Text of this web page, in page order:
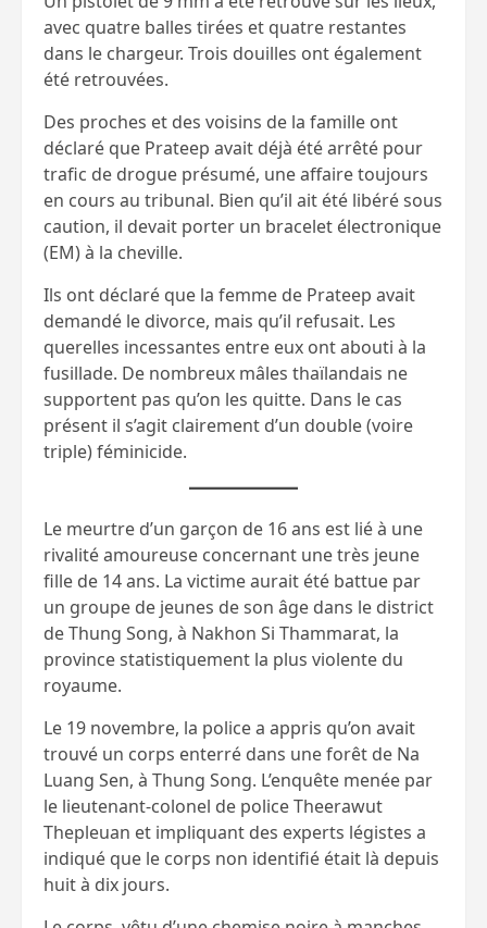
avec quatre balles tirées et quatre restantes
dans le chargeur. Trois douilles ont également
été retrouvées.
Des proches et des voisins de la famille ont
déclaré que Prateep avait déjà été arrêté pour
trafic de drogue présumé, une affaire toujours
en cours au tribunal. Bien qu’il ait été libéré sous
caution, il devait porter un bracelet électronique
(EM) à la cheville.
Ils ont déclaré que la femme de Prateep avait
demandé le divorce, mais qu’il refusait. Les
querelles incessantes entre eux ont abouti à la
fusillade. De nombreux mâles thaïlandais ne
supportent pas qu’on les quitte. Dans le cas
présent il s’agit clairement d’un double (voire
triple) féminicide.
Le meurtre d’un garçon de 16 ans est lié à une
rivalité amoureuse concernant une très jeune
fille de 14 ans. La victime aurait été battue par
un groupe de jeunes de son âge dans le district
de Thung Song, à Nakhon Si Thammarat, la
province statistiquement la plus violente du
royaume.
Le 19 novembre, la police a appris qu’on avait
trouvé un corps enterré dans une forêt de Na
Luang Sen, à Thung Song. L’enquête menée par
le lieutenant-colonel de police Theerawut
Thepleuan et impliquant des experts légistes a
indiqué que le corps non identifié était là depuis
huit à dix jours.